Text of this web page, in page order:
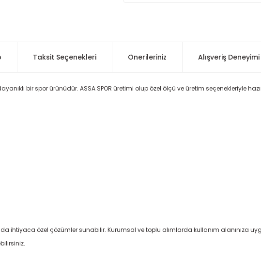
Taksit Seçenekleri Önerileriniz Alışveriş Deneyimi
bir spor ürünüdür. ASSA SPOR üretimi olup özel ölçü ve üretim seçenekleriyle
ihtiyaca özel çözümler sunabilir. Kurumsal ve toplu alımlarda kullanım alanınıza